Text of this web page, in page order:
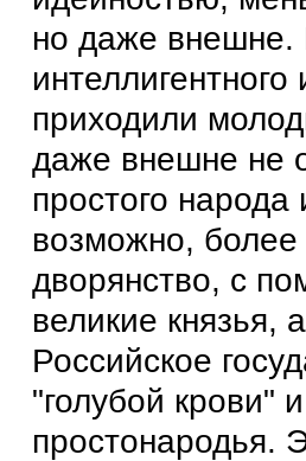
но даже внешне.
приходили
даже внешне не
простого
возможно, более
дворянство, с
великие князья,
Российское
"голубой крови"
простонародья.